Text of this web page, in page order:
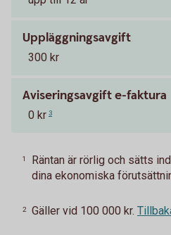
Uppläggningsavgift
300 kr
Aviseringsavgift e-faktura
0 kr 3
1
Räntan är rörlig och sätts
dina ekonomiska
2 Gäller vid 100 000 kr.